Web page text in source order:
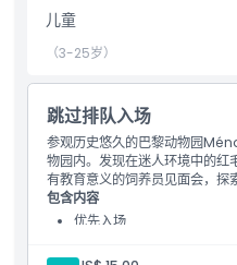
儿童成人政策
排除项
附加额外
儿童
（3-25岁）
跳过排队入场
参观历史悠久的巴黎动物园
物园内。发现在迷人环境中的红
有教育意义的饲养员见面会，探
包含内容
优先入场